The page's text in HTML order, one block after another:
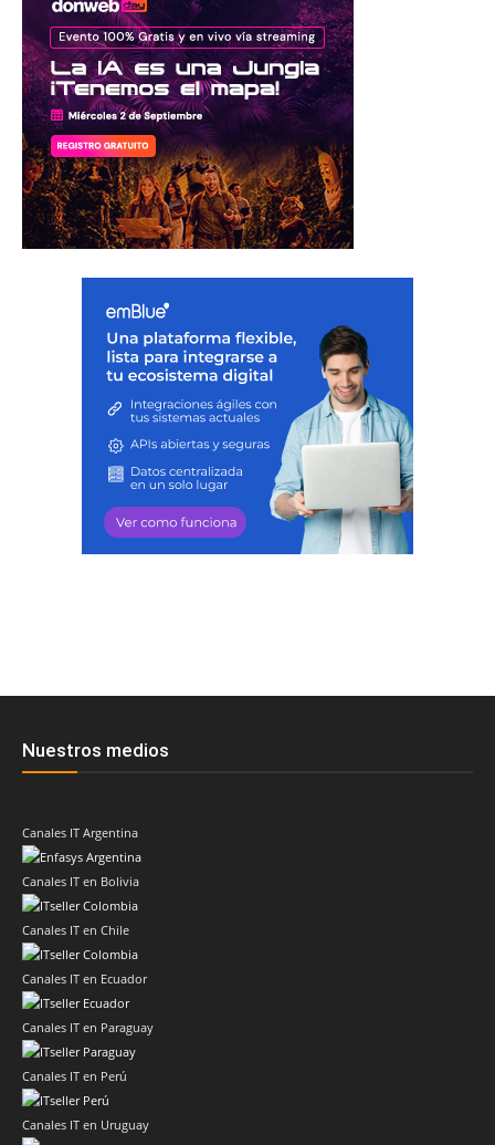
Nuestros medios
Canales IT Argentina
Canales IT en Bolivia
Canales IT en Chile
Canales IT en Ecuador
Canales IT en Paraguay
Canales IT en Perú
Canales IT en Uruguay